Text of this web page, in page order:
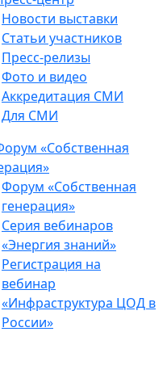
Новости выставки
Статьи участников
Пресс-релизы
Фото и видео
Аккредитация СМИ
Для СМИ
«Собственная
Форум «Собственная
генерация»
Серия вебинаров
«Энергия знаний»
Регистрация на
вебинар
«Инфраструктура ЦОД в
России»